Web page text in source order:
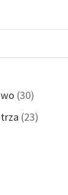
(30)
(23)